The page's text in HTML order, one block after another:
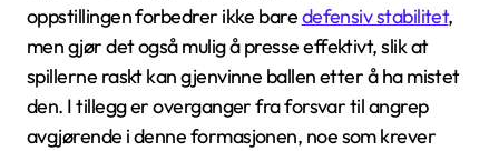
oppstillingen forbedrer ikke baredefensiv stabilitet,
men gjør det også mulig å presse effektivt, slik at
spillerne raskt kan gjenvinne ballen etter å ha mistet
den. I tillegg er overganger fra forsvar til angrep
avgjørende i denne formasjonen, noe som krever